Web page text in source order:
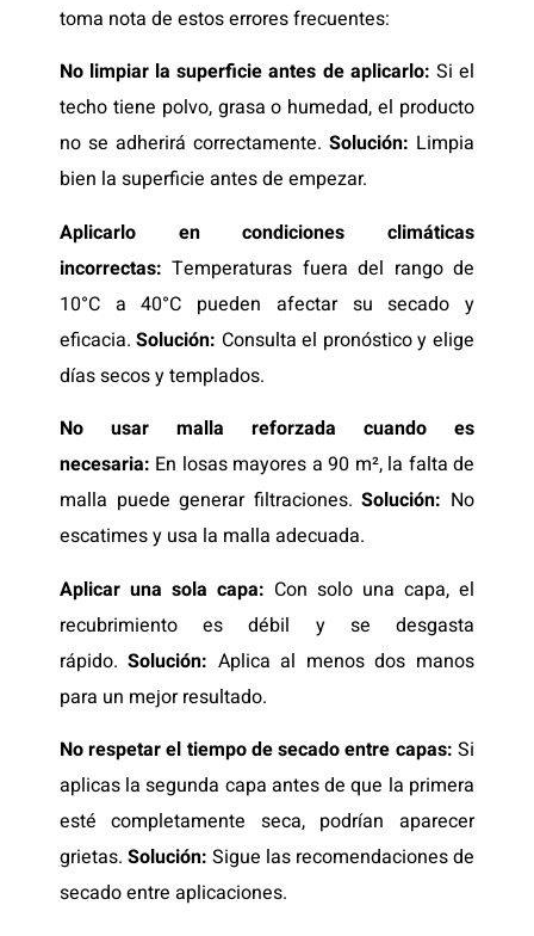
toma nota de estos errores frecuentes:
No limpiar la superficie antes de aplicarlo: Si el
techo tiene polvo, grasa o humedad, el producto
no se adherirá correctamente. Solución: Limpia
bien la superficie antes de empezar.
Aplicarlo en condiciones climáticas
incorrectas: Temperaturas fuera del rango de
10°C a 40°C pueden afectar su secado y
eficacia.Solución: Consulta el pronóstico y elige
días secos y templados.
No usar malla reforzada cuando es
necesaria: En losas mayores a 90 m², la falta de
malla puede generar filtraciones.Solución: No
escatimes y usa la malla adecuada.
Aplicar una sola capa: Con solo una capa, el
recubrimiento es débil y se desgasta
rápido.Solución: Aplica al menos dos manos
para un mejor resultado.
No respetar el tiempo de secado entre capas: Si
aplicas la segunda capa antes de que la primera
esté completamente seca, podrían aparecer
grietas. Solución: Sigue las recomendaciones de
secado entre aplicaciones.